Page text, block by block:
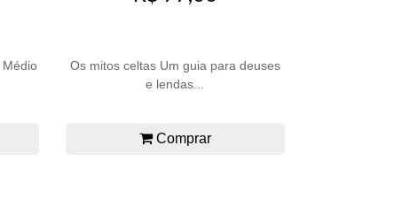
Os mitos celtas Um guia para deuses
e lendas...
Comprar